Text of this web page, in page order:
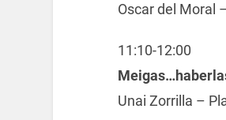
Oscar del Moral
11:10-12:00
Unai Zorrilla –